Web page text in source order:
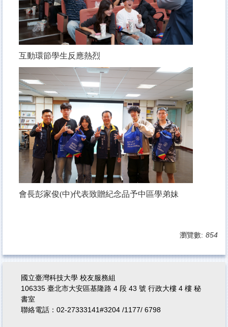
互動環節學生反應熱烈
會長彭家俊(中)代表致贈紀念品予中區學弟妹
瀏覽數: 854
國立臺灣科技大學 校友服務組
106335 臺北市大安區基隆路 4 段 43 號 行政大樓 4 樓 秘
書室
聯絡電話：02-27333141#3204 /1177/ 6798